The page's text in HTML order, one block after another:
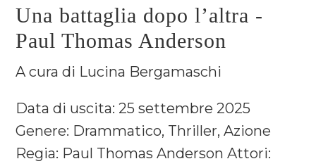
Una battaglia dopo l’altra -
Paul Thomas Anderson
A cura di Lucina Bergamaschi
Data di uscita: 25 settembre 2025
Genere: Drammatico, Thriller, Azione
Regia: Paul Thomas Anderson Attori: